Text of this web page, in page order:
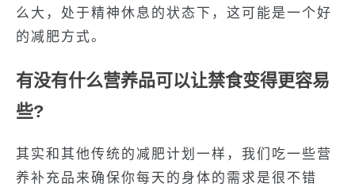
么大，处于精神休息的状态下，这可能是一个好
的减肥方式。
有没有什么营养品可以让禁食变得更容易
些?
其实和其他传统的减肥计划一样，我们吃一些营
养补充品来确保你每天的身体的需求是很不错